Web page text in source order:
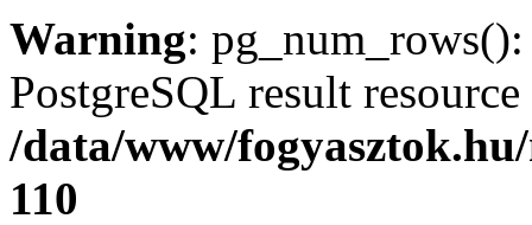
Warning:
PostgreSQL result
/data/www/
110